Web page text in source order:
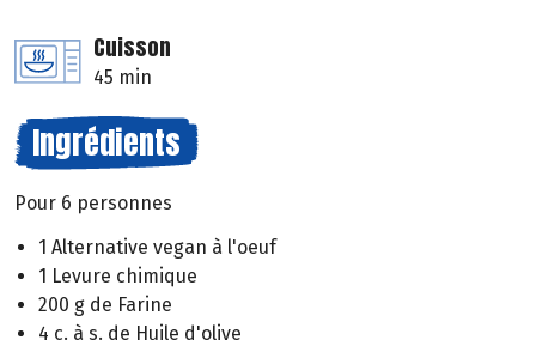
Cuisson
45 min
Ingrédients
Pour 6 personnes
1 Alternative vegan à l'oeuf
1 Levure chimique
200 g de Farine
4 c. à s. de Huile d'olive